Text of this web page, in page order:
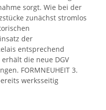
sorgt. Wie bei der
zunächst stromlos
der
entsprechend
die neue DGV
FORMNEUHEIT 3.
werksseitig